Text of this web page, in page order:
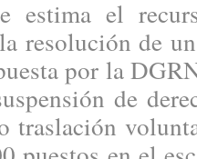
el
resolución de
por la
de
traslación